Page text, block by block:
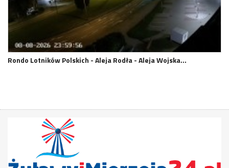
Rondo Lotników Polskich - Aleja Rodła - Aleja Wojska…